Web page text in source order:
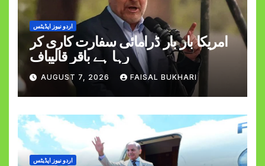
اردو نیوز اپڈیٹس
امریکا بار بار ڈرامائی سفارت کاری کر
رہا ہے باقر قالیباف
AUGUST 7, 2026 FAISAL BUKHARI
اردو نیوز اپڈیٹس